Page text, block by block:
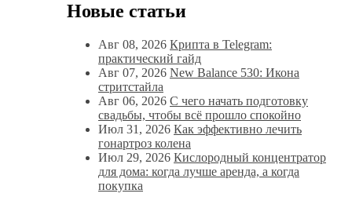
Новые статьи
Авг 08, 2026 Крипта в Telegram:
практический гайд
Авг 07, 2026 New Balance 530: Икона
стритстайла
Авг 06, 2026 С чего начать подготовку
свадьбы, чтобы всё прошло спокойно
Июл 31, 2026 Как эффективно лечить
гонартроз колена
Июл 29, 2026 Кислородный концентратор
для дома: когда лучше аренда, а когда
покупка